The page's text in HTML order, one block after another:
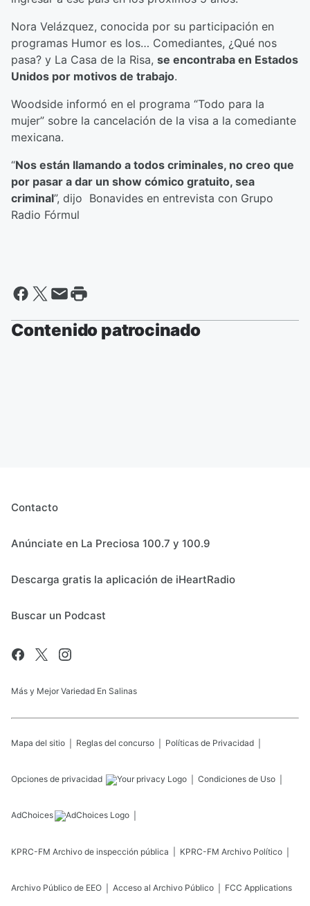
Nora Velázquez, conocida por su participación en
programas Humor es los… Comediantes, ¿Qué nos
pasa? y La Casa de la Risa, se encontraba en Estados
Unidos por motivos de trabajo.
Woodside informó en el programa “Todo para la
mujer” sobre la cancelación de la visa a la comediante
mexicana.
“Nos están llamando a todos criminales, no creo que
por pasar a dar un show cómico gratuito, sea
criminal”, dijo Bonavides en entrevista con Grupo
Radio Fórmul
Contenido patrocinado
Contacto
Anúnciate en La Preciosa 100.7 y 100.9
Descarga gratis la aplicación de iHeartRadio
Buscar un Podcast
Más y Mejor Variedad En Salinas
Mapa del sitio Reglas del concurso Políticas de Privacidad
Opciones de privacidad Condiciones de Uso
AdChoices
KPRC-FM Archivo de inspección pública KPRC-FM Archivo Político
Archivo Público de EEO Acceso al Archivo Público FCC Applications